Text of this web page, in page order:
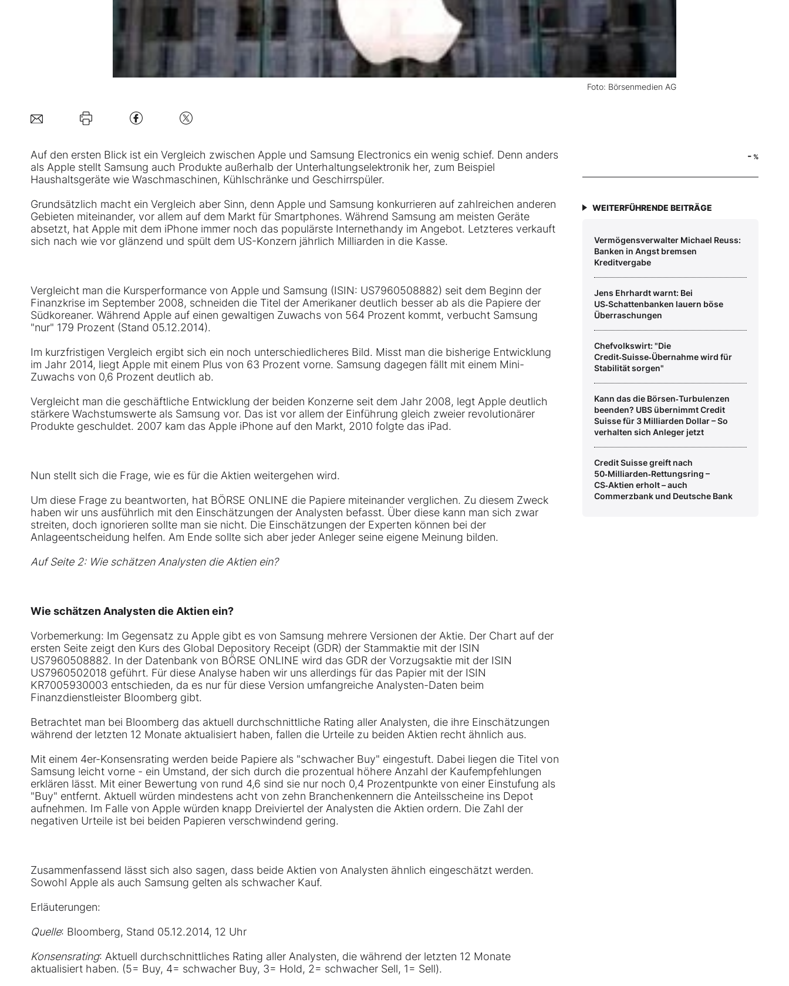
Foto: Börsenmedien AG
Auf den ersten Blick ist ein Vergleich zwischen Apple und Samsung Electronics ein wenig schief. Denn anders
als Apple stellt Samsung auch Produkte außerhalb der Unterhaltungselektronik her, zum Beispiel
Haushaltsgeräte wie Waschmaschinen, Kühlschränke und Geschirrspüler.
Grundsätzlich macht ein Vergleich aber Sinn, denn Apple und Samsung konkurrieren auf zahlreichen anderen
Gebieten miteinander, vor allem auf dem Markt für Smartphones. Während Samsung am meisten Geräte
absetzt, hat Apple mit dem iPhone immer noch das populärste Internethandy im Angebot. Letzteres verkauft
sich nach wie vor glänzend und spült dem US-Konzern jährlich Milliarden in die Kasse.
Vergleicht man die Kursperformance von Apple und Samsung (ISIN: US7960508882) seit dem Beginn der
Finanzkrise im September 2008, schneiden die Titel der Amerikaner deutlich besser ab als die Papiere der
Südkoreaner. Während Apple auf einen gewaltigen Zuwachs von 564 Prozent kommt, verbucht Samsung
"nur" 179 Prozent (Stand 05.12.2014).
Im kurzfristigen Vergleich ergibt sich ein noch unterschiedlicheres Bild. Misst man die bisherige Entwicklung
im Jahr 2014, liegt Apple mit einem Plus von 63 Prozent vorne. Samsung dagegen fällt mit einem Mini-
Zuwachs von 0,6 Prozent deutlich ab.
Vergleicht man die geschäftliche Entwicklung der beiden Konzerne seit dem Jahr 2008, legt Apple deutlich
stärkere Wachstumswerte als Samsung vor. Das ist vor allem der Einführung gleich zweier revolutionärer
Produkte geschuldet. 2007 kam das Apple iPhone auf den Markt, 2010 folgte das iPad.
Nun stellt sich die Frage, wie es für die Aktien weitergehen wird.
Um diese Frage zu beantworten, hat BÖRSE ONLINE die Papiere miteinander verglichen. Zu diesem Zweck
haben wir uns ausführlich mit den Einschätzungen der Analysten befasst. Über diese kann man sich zwar
streiten, doch ignorieren sollte man sie nicht. Die Einschätzungen der Experten können bei der
Anlageentscheidung helfen. Am Ende sollte sich aber jeder Anleger seine eigene Meinung bilden.
Auf Seite 2: Wie schätzen Analysten die Aktien ein?
Wie schätzen Analysten die Aktien ein?
Vorbemerkung: Im Gegensatz zu Apple gibt es von Samsung mehrere Versionen der Aktie. Der Chart auf der
ersten Seite zeigt den Kurs des Global Depository Receipt (GDR) der Stammaktie mit der ISIN
US7960508882. In der Datenbank von BÖRSE ONLINE wird das GDR der Vorzugsaktie mit der ISIN
US7960502018 geführt. Für diese Analyse haben wir uns allerdings für das Papier mit der ISIN
KR7005930003 entschieden, da es nur für diese Version umfangreiche Analysten-Daten beim
Finanzdienstleister Bloomberg gibt.
Betrachtet man bei Bloomberg das aktuell durchschnittliche Rating aller Analysten, die ihre Einschätzungen
während der letzten 12 Monate aktualisiert haben, fallen die Urteile zu beiden Aktien recht ähnlich aus.
Mit einem 4er-Konsensrating werden beide Papiere als "schwacher Buy" eingestuft. Dabei liegen die Titel von
Samsung leicht vorne - ein Umstand, der sich durch die prozentual höhere Anzahl der Kaufempfehlungen
erklären lässt. Mit einer Bewertung von rund 4,6 sind sie nur noch 0,4 Prozentpunkte von einer Einstufung als
"Buy" entfernt. Aktuell würden mindestens acht von zehn Branchenkennern die Anteilsscheine ins Depot
aufnehmen. Im Falle von Apple würden knapp Dreiviertel der Analysten die Aktien ordern. Die Zahl der
negativen Urteile ist bei beiden Papieren verschwindend gering.
Zusammenfassend lässt sich also sagen, dass beide Aktien von Analysten ähnlich eingeschätzt werden.
Sowohl Apple als auch Samsung gelten als schwacher Kauf.
Erläuterungen:
Quelle: Bloomberg, Stand 05.12.2014, 12 Uhr
Konsensrating: Aktuell durchschnittliches Rating aller Analysten, die während der letzten 12 Monate
aktualisiert haben. (5= Buy, 4= schwacher Buy, 3= Hold, 2= schwacher Sell, 1= Sell).
- %
WEITERFÜHRENDE BEITRÄGE
Vermögensverwalter Michael Reuss:
Banken in Angst bremsen
Kreditvergabe
Jens Ehrhardt warnt: Bei
US‑Schattenbanken lauern böse
Überraschungen
Chefvolkswirt: "Die
Credit‑Suisse‑Übernahme wird für
Stabilität sorgen"
Kann das die Börsen‑Turbulenzen
beenden? UBS übernimmt Credit
Suisse für 3 Milliarden Dollar – So
verhalten sich Anleger jetzt
Credit Suisse greift nach
50‑Milliarden‑Rettungsring –
CS‑Aktien erholt – auch
Commerzbank und Deutsche Bank